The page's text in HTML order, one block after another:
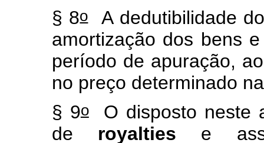
§ 8oA dedutibilidade
amortização dos bens
período de apuração,
no preço determinado
§ 9oO disposto neste
de royalties e